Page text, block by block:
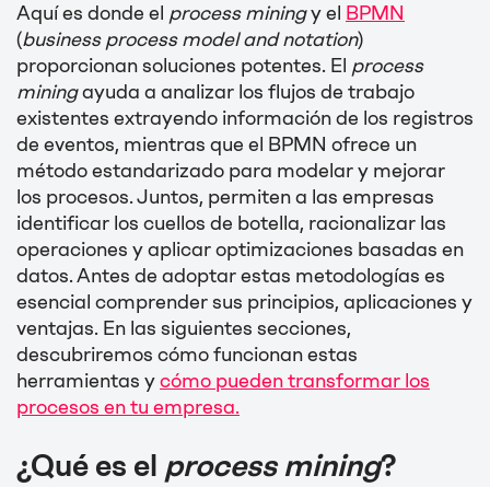
Aquí es donde el process miningy el BPMN
(business process model and notation)
proporcionan soluciones potentes. El process
miningayuda a analizar los flujos de trabajo
existentes extrayendo información de los registros
de eventos, mientras que el BPMN ofrece un
método estandarizado para modelar y mejorar
los procesos. Juntos, permiten a las empresas
identificar los cuellos de botella, racionalizar las
operaciones y aplicar optimizaciones basadas en
datos. Antes de adoptar estas metodologías es
esencial comprender sus principios, aplicaciones y
ventajas. En las siguientes secciones,
descubriremos cómo funcionan estas
herramientas ycómo pueden transformar los
procesos en tu empresa.
¿Qué es el process mining?